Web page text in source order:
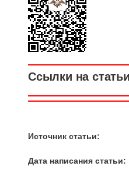
Ссылки на
Источник статьи:
Дата написания статьи: